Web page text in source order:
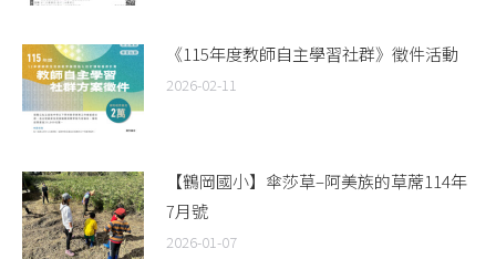
《115年度教師自主學習社群》徵件活動
2026-02-11
【鶴岡國小】傘莎草–阿美族的草蓆114年
7月號
2026-01-07